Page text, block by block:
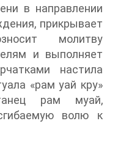
в направлении
прикрывает
молитву
и выполняет
настила
«рам уай кру»
рам муай,
волю к